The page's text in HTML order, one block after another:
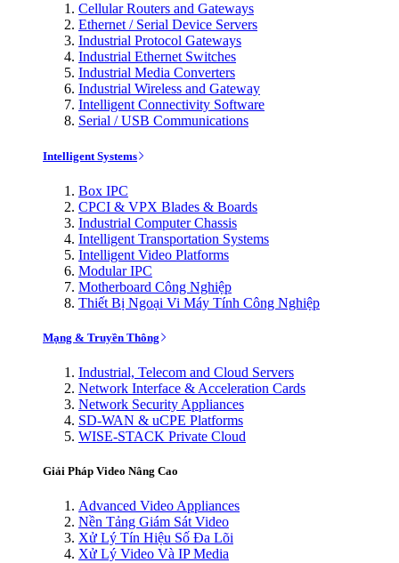
Cellular Routers and Gateways
Ethernet / Serial Device Servers
Industrial Protocol Gateways
Industrial Ethernet Switches
Industrial Media Converters
Industrial Wireless and Gateway
Intelligent Connectivity Software
Serial / USB Communications
Intelligent Systems
Box IPC
CPCI & VPX Blades & Boards
Industrial Computer Chassis
Intelligent Transportation Systems
Intelligent Video Platforms
Modular IPC
Motherboard Công Nghiệp
Thiết Bị Ngoại Vi Máy Tính Công Nghiệp
Mạng & Truyền Thông
Industrial, Telecom and Cloud Servers
Network Interface & Acceleration Cards
Network Security Appliances
SD-WAN & uCPE Platforms
WISE-STACK Private Cloud
Giải Pháp Video Nâng Cao
Advanced Video Appliances
Nền Tảng Giám Sát Video
Xử Lý Tín Hiệu Số Đa Lõi
Xử Lý Video Và IP Media